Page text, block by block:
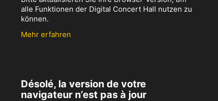
alle Funktionen der Digital Concert Hall nutzen zu
können.
Mehr erfahren
Désolé, la version de votre
navigateur n’est pas à jour